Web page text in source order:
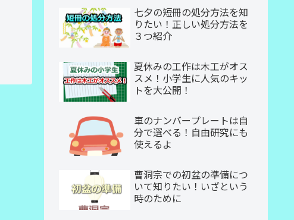
七夕の短冊の処分方法を知
りたい！正しい処分方法を
３つ紹介
夏休みの工作は木工がオス
スメ！小学生に人気のキッ
トを大公開！
車のナンバープレートは自
分で選べる！自由研究にも
使えるよ
曹洞宗での初盆の準備につ
いて知りたい！いざという
時のために